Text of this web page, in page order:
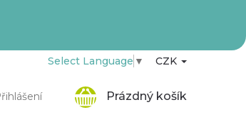
Select Language ▼ CZK
Prázdný košík